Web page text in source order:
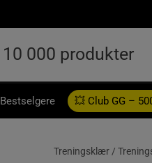
Bestselgere 💥 Club GG –
Treningsklær /